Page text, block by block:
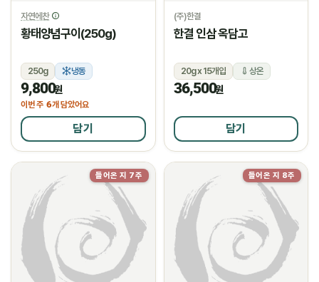
자연에찬
황태양념구이(250g)
250g 냉동
9,800원
이번 주 6개 담았어요
담기
(주)한결
한결 인삼 옥담고
20g x 15개입 상온
36,500원
담기
들어온 지 7주 들어온 지 8주